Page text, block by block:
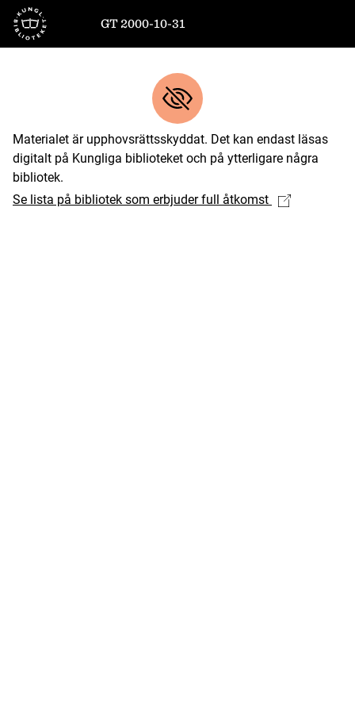
Till startsidan
GT 2000-10-31
Materialet är upphovsrättsskyddat. Det kan endast läsas
digitalt på Kungliga biblioteket och på ytterligare några
bibliotek.
Se lista på bibliotek som erbjuder full åtkomst